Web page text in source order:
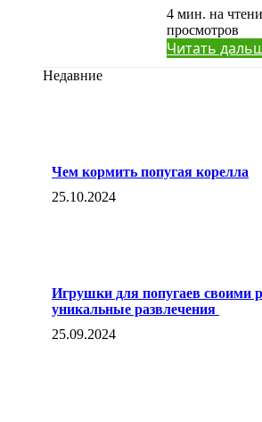
4 мин. на
просмотров
Читать
Недавние
Чем кормить попугая корелла
25.10.2024
Игрушки для попугаев своими
уникальные развлечения
25.09.2024